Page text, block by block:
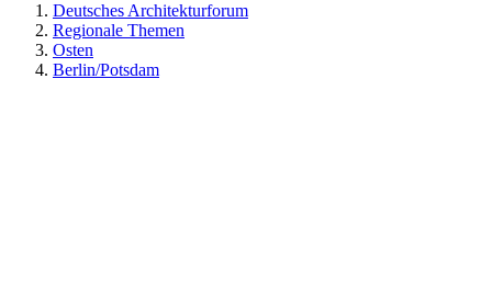
Deutsches Architekturforum
Regionale Themen
Osten
Berlin/Potsdam